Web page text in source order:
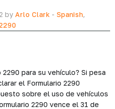
by Arlo Clark - Spanish,
para su vehículo? Si pesa
el Formulario 2290
sobre el uso de vehículos
2290 vence el 31 de